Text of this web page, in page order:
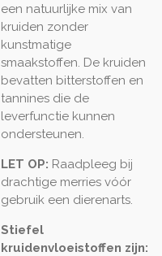
een natuurlijke mix van
kruiden zonder
kunstmatige
smaakstoffen. De kruiden
bevatten bitterstoffen en
tannines die de
leverfunctie kunnen
ondersteunen.
LET OP: Raadpleeg bij
drachtige merries vóór
gebruik een dierenarts.
Stiefel
kruidenvloeistoffen zijn: